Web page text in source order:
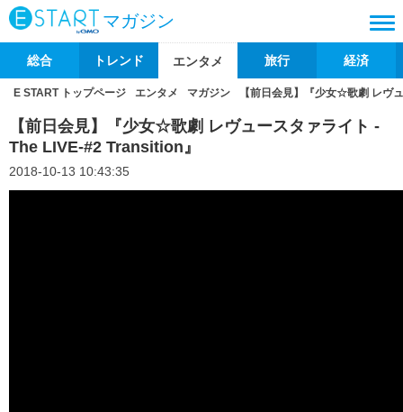
マガジン
総合 トレンド エンタメ 旅行 経済
E START トップページ エンタメ マガジン 【前日会見】『少女☆歌劇 レヴ
【前日会見】『少女☆歌劇 レヴュースタァライト -
The LIVE-#2 Transition』
2018-10-13 10:43:35